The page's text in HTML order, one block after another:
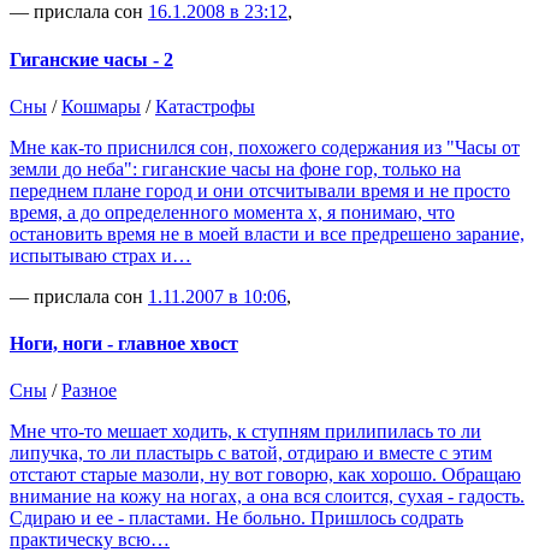
— прислала сон 16.1.2008 в 23:12,
Гиганские часы - 2
Сны /Кошмары /Катастрофы
Мне как-то приснился сон, похожего содержания из "Часы от
земли до неба": гиганские часы на фоне гор, только на
переднем плане город и они отсчитывали время и не просто
время, а до определенного момента х, я понимаю, что
остановить время не в моей власти и все предрешено зарание,
испытываю страх и…
— прислала сон 1.11.2007 в 10:06,
Ноги, ноги - главное хвост
Сны /Разное
Мне что-то мешает ходить, к ступням прилипилась то ли
липучка, то ли пластырь с ватой, отдираю и вместе с этим
отстают старые мазоли, ну вот говорю, как хорошо. Обращаю
внимание на кожу на ногах, а она вся слоится, сухая - гадость.
Сдираю и ее - пластами. Не больно. Пришлось содрать
практическу всю…